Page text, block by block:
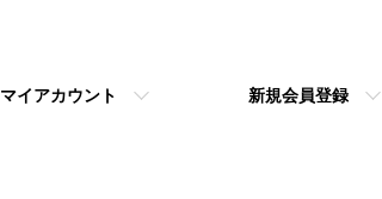
マイアカウント 新規会員登録